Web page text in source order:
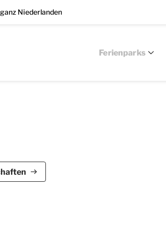
Niederlanden
Ferienparks
De Bloemert ist für bis zu 10
über 5 Schlafzimmer und 3
CD- und DVD-Player und Radio